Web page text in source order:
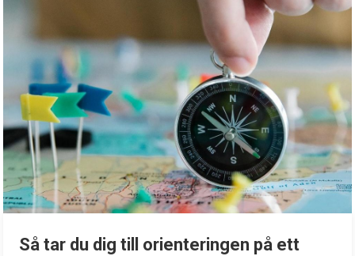
Så tar du dig till orienteringen på ett